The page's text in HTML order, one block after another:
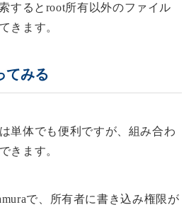
するとroot所有以外のファイル
きます。
てみる
単体でも便利ですが、組み合わ
きます。
で、所有者に書き込み権限が